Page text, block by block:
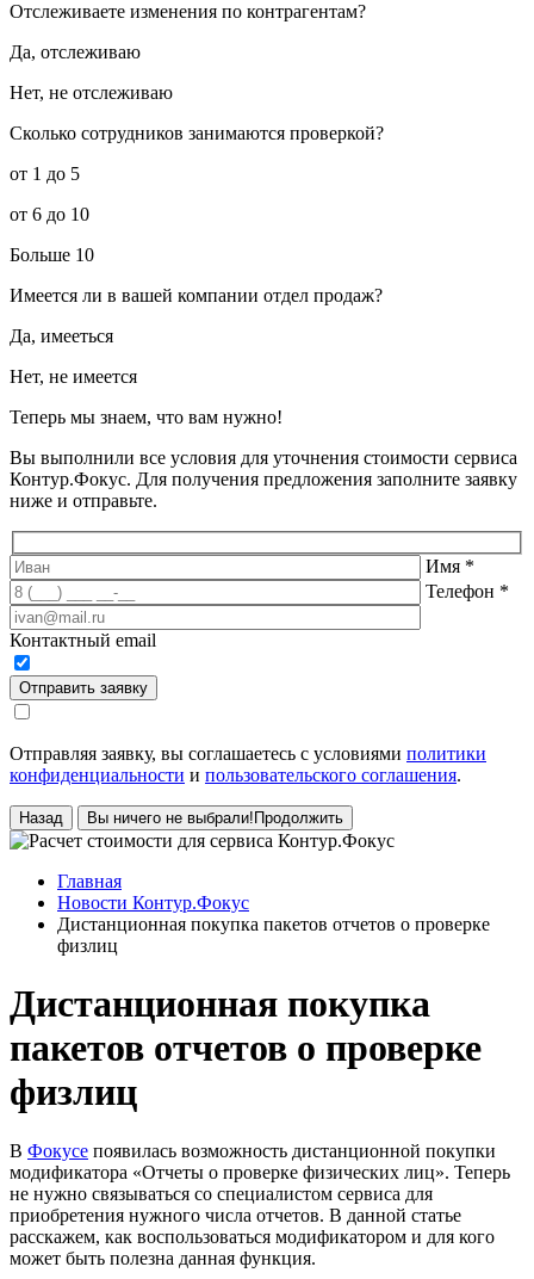
Отслеживаете изменения по контрагентам?
Да, отслеживаю
Нет, не отслеживаю
Сколько сотрудников занимаются проверкой?
от 1 до 5
от 6 до 10
Больше 10
Имеется ли в вашей компании отдел продаж?
Да, имееться
Нет, не имеется
Теперь мы знаем, что вам нужно!
Вы выполнили все условия для уточнения стоимости сервиса
Контур.Фокус. Для получения предложения заполните заявку
ниже и отправьте.
Имя *
Телефон *
Контактный email
Отправить заявку
Отправляя заявку, вы соглашаетесь с условиями политики
конфиденциальности и пользовательского соглашения.
Назад Вы ничего не выбрали! Продолжить
Главная
Новости Контур.Фокус
Дистанционная покупка пакетов отчетов о проверке
физлиц
Дистанционная покупка
пакетов отчетов о проверке
физлиц
В Фокусе появилась возможность дистанционной покупки
модификатора «Отчеты о проверке физических лиц». Теперь
не нужно связываться со специалистом сервиса для
приобретения нужного числа отчетов. В данной статье
расскажем, как воспользоваться модификатором и для кого
может быть полезна данная функция.